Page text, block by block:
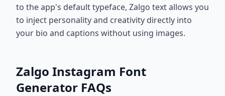
to the app's default typeface, Zalgo text allows you
to inject personality and creativity directly into
your bio and captions without using images.
Zalgo Instagram Font
Generator FAQs